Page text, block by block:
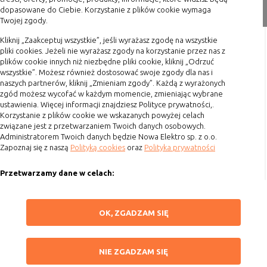
dopasowane do Ciebie. Korzystanie z plików cookie wymaga
Twojej zgody.
Kliknij „Zaakceptuj wszystkie”, jeśli wyrażasz zgodę na wszystkie
pliki cookies. Jeżeli nie wyrażasz zgody na korzystanie przez nas z
plików cookie innych niż niezbędne pliki cookie, kliknij „Odrzuć
wszystkie”. Możesz również dostosować swoje zgody dla nas i
naszych partnerów, kliknij „Zmieniam zgody”. Każdą z wyrażonych
zgód możesz wycofać w każdym momencie, zmieniając wybrane
ustawienia. Więcej informacji znajdziesz Polityce prywatności,.
Korzystanie z plików cookie we wskazanych powyżej celach
związane jest z przetwarzaniem Twoich danych osobowych.
Administratorem Twoich danych będzie Nowa Elektro sp. z o.o.
Zapoznaj się z naszą Polityką cookies oraz Polityka prywatności
Przetwarzamy dane w celach:
treści i reklam oraz ich pomiaru, tworzenia statystyk, poprawy
marketingowe lub prezentować je w serwisie.
OK, ZGADZAM SIĘ
NIE ZGADZAM SIĘ
NIE ZGADZAM SIĘ
nie powinna uniemożliwić zupełnego
serwisu, ich zablokowanie spowoduje, że
wybrane funkcje nie będą działać
prawidłowo.
Biznesowe
Umożliwiają realizację modelu
biznesowego w oparciu o który
udostępniona jest witryna, ich
zablokowanie nie spowoduje
niedostępności całości funkcjonalności
serwisu, ale może obniżyć poziom
możliwości realizacji przez właściciela
działanie serwisu. Do tej kategorii należą
np. cookies reklamowe.
B. Ze względu na czas przez jaki cookie będzie
Terminy realizacji
Koszty przesyłki
Dostawa
Reklamacje
Zwrot towaru
Kontakt
Szybki kontakt
Godziny otwarcia: Pon.-Pt. 8-16
sklep@elektrozysk.pl
Dołącz do nas